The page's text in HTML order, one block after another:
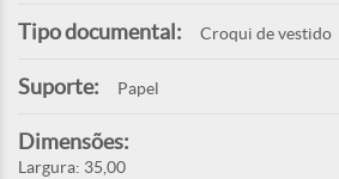
Tipo documental: Croqui de vestido
Suporte: Papel
Dimensões:
Largura: 35,00